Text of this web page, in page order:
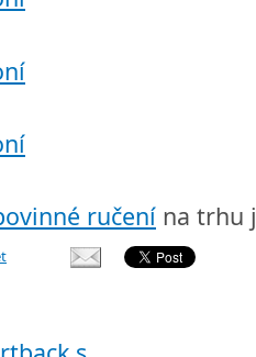
ručení na trhu